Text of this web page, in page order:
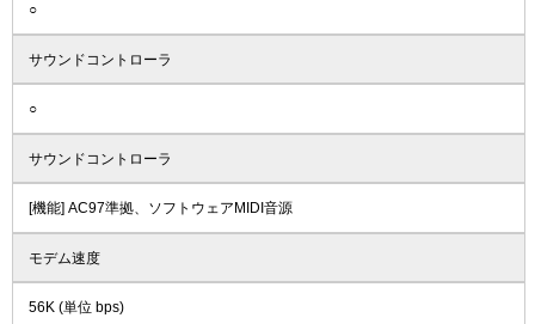
○
サウンドコントローラ
○
サウンドコントローラ
[機能] AC97準拠、ソフトウェアMIDI音源
モデム速度
56K (単位 bps)